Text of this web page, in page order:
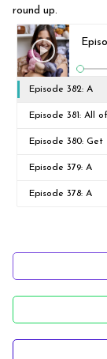
round up.
Episode 382: A
Chat with Julie
Ann Lebouthillier
Episode 381: All of
Your Sock
Questions
Episode 380: Get
to Know Designer
Joy Friedman
Episode 379: A
Sweater-care
Episode 378: A